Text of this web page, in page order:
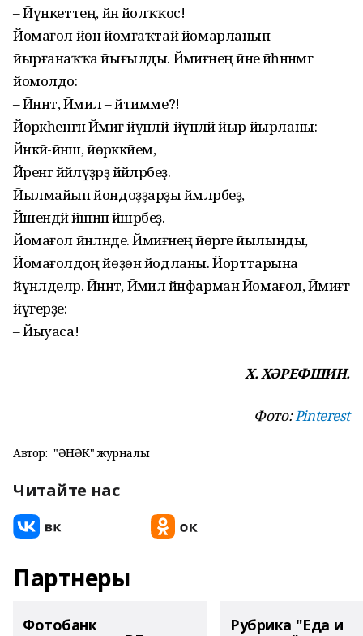
– Йүнкеттең, йән йолҡҡос!
Йомағол йөн йомғаҡтай йомарланып
йырғанаҡҡа йығылды. Йәмиғәнең йәне йәһәннәмгә
йомолдо:
– Йәннәт, Йәмил – йәтимме?!
Йөрәкһенгән Йәмиғә йүпәләй-йүпәләй йыр йырланы:
Йәнкәй-йәнәш, йөрәккәйем,
Йәренгә йәйләүҙәрҙә йәйләрбеҙ.
Йылмайып йондоҙҙарҙы йәмләрбеҙ,
Йәшендәй йәшнәп йәшәрбеҙ.
Йомағол йәнләнде. Йәмиғәнең йө­рәге йылынды,
Йомағолдоң йөҙөн йодланы. Йорттарына
йүнәлделәр. Йәннәт, Йәмил йәнфарман Йомағол, Йәмиғәгә
йүгерҙе:
– Йыуаса!
Х. ХӘРЕФШИН.
Фото:Pinterest
Автор: "ҺӘНӘК" журналы
Читайте нас
Партнеры
Фотобанк Рубрика "Еда и